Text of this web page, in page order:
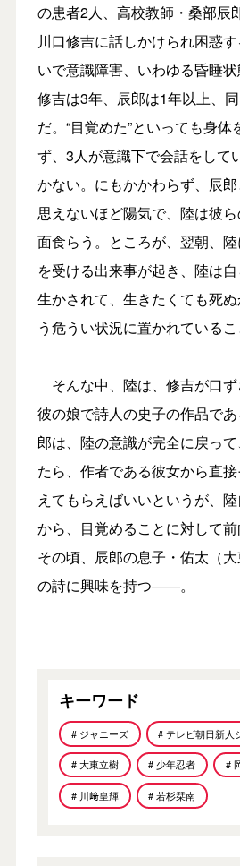
の患者2人、高校教師・桑部辰
川口修吉に話しかけられ困惑
いで意識障害、いわゆる昏睡状
修吉は3年、辰郎は1年以上、
だ。“目覚めた”といっても身体
ず、3人が意識下で会話をして
かない。にもかかわらず、辰
思えないほど陽気で、陸は彼
面食らう。ところが、翌朝、
を受ける出来事が起き、陸は
生かされて、生きたくても死
う危うい状況に置かれているこ
そんな中、陸は、修吉が口ず
彼の娘で詩人の史子の作品で
郎は、陸の意識が完全に戻っ
たら、作者である彼女から直
えてもらえばいいというが、
から、目覚めることに対して前
その頃、辰郎の息子・佑太（
の詩に興味を持つ――。
キーワード
# ジャニーズ # テレビ朝日新人
# 大東立樹 # 少年忍者 #
# 川﨑皇輝 # 若杉栞南